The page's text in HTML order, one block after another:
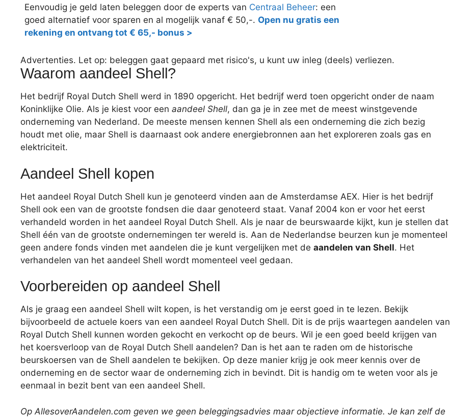
Eenvoudig je geld laten beleggen door de experts van Centraal Beheer: een
goed alternatief voor sparen en al mogelijk vanaf € 50,-. Open nu gratis een
rekening en ontvang tot € 65,- bonus >
Advertenties. Let op: beleggen gaat gepaard met risico's, u kunt uw inleg (deels) verliezen.
Waarom aandeel Shell?
Het bedrijf Royal Dutch Shell werd in 1890 opgericht. Het bedrijf werd toen opgericht onder de naam
Koninklijke Olie. Als je kiest voor een aandeel Shell, dan ga je in zee met de meest winstgevende
onderneming van Nederland. De meeste mensen kennen Shell als een onderneming die zich bezig
houdt met olie, maar Shell is daarnaast ook andere energiebronnen aan het exploreren zoals gas en
elektriciteit.
Aandeel Shell kopen
Het aandeel Royal Dutch Shell kun je genoteerd vinden aan de Amsterdamse AEX. Hier is het bedrijf
Shell ook een van de grootste fondsen die daar genoteerd staat. Vanaf 2004 kon er voor het eerst
verhandeld worden in het aandeel Royal Dutch Shell. Als je naar de beurswaarde kijkt, kun je stellen dat
Shell één van de grootste ondernemingen ter wereld is. Aan de Nederlandse beurzen kun je momenteel
geen andere fonds vinden met aandelen die je kunt vergelijken met de aandelen van Shell. Het
verhandelen van het aandeel Shell wordt momenteel veel gedaan.
Voorbereiden op aandeel Shell
Als je graag een aandeel Shell wilt kopen, is het verstandig om je eerst goed in te lezen. Bekijk
bijvoorbeeld de actuele koers van een aandeel Royal Dutch Shell. Dit is de prijs waartegen aandelen van
Royal Dutch Shell kunnen worden gekocht en verkocht op de beurs. Wil je een goed beeld krijgen van
het koersverloop van de Royal Dutch Shell aandelen? Dan is het aan te raden om de historische
beurskoersen van de Shell aandelen te bekijken. Op deze manier krijg je ook meer kennis over de
onderneming en de sector waar de onderneming zich in bevindt. Dit is handig om te weten voor als je
eenmaal in bezit bent van een aandeel Shell.
Op AllesoverAandelen.com geven we geen beleggingsadvies maar objectieve informatie. Je kan zelf de